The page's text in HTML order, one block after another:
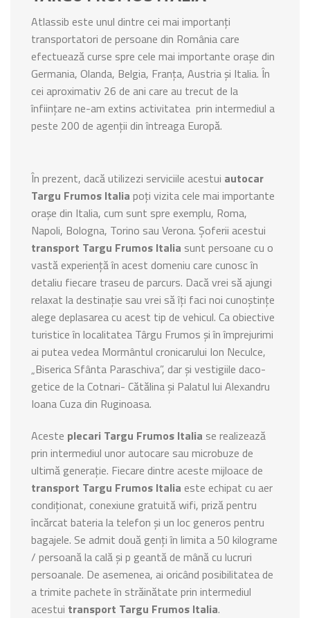
Atlassib este unul dintre cei mai importanți
transportatori de persoane din România care
efectuează curse spre cele mai importante orașe din
Germania, Olanda, Belgia, Franța, Austria și Italia. În
cei aproximativ 26 de ani care au trecut de la
înființare ne-am extins activitatea prin intermediul a
peste 200 de agenții din întreaga Europă.
În prezent, dacă utilizezi serviciile acestui autocar
Targu Frumos Italia poți vizita cele mai importante
orașe din Italia, cum sunt spre exemplu, Roma,
Napoli, Bologna, Torino sau Verona. Șoferii acestui
transport Targu Frumos Italia sunt persoane cu o
vastă experiență în acest domeniu care cunosc în
detaliu fiecare traseu de parcurs. Dacă vrei să ajungi
relaxat la destinație sau vrei să îți faci noi cunoștințe
alege deplasarea cu acest tip de vehicul. Ca obiective
turistice în localitatea Târgu Frumos și în împrejurimi
ai putea vedea Mormântul cronicarului Ion Neculce,
„Biserica Sfânta Paraschiva”, dar și vestigiile daco-
getice de la Cotnari- Cătălina și Palatul lui Alexandru
Ioana Cuza din Ruginoasa.
Aceste plecari Targu Frumos Italia se realizează
prin intermediul unor autocare sau microbuze de
ultimă generație. Fiecare dintre aceste mijloace de
transport Targu Frumos Italia este echipat cu aer
condiționat, conexiune gratuită wifi, priză pentru
încărcat bateria la telefon și un loc generos pentru
bagajele. Se admit două genți în limita a 50 kilograme
/ persoană la cală și p geantă de mână cu lucruri
persoanale. De asemenea, ai oricând posibilitatea de
a trimite pachete în străinătate prin intermediul
acestui transport Targu Frumos Italia.